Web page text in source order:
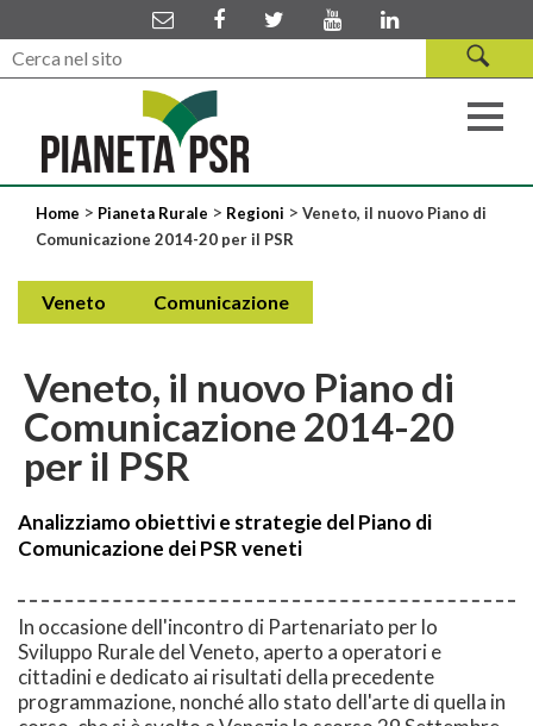
Home > Pianeta Rurale > Regioni > Veneto, il nuovo Piano di
Comunicazione 2014-20 per il PSR
Veneto Comunicazione
Veneto, il nuovo Piano di
Comunicazione 2014-20
per il PSR
Analizziamo obiettivi e strategie del Piano di
Comunicazione dei PSR veneti
In occasione dell'incontro di Partenariato per lo
Sviluppo Rurale del Veneto, aperto a operatori e
cittadini e dedicato ai risultati della precedente
programmazione, nonché allo stato dell'arte di quella in